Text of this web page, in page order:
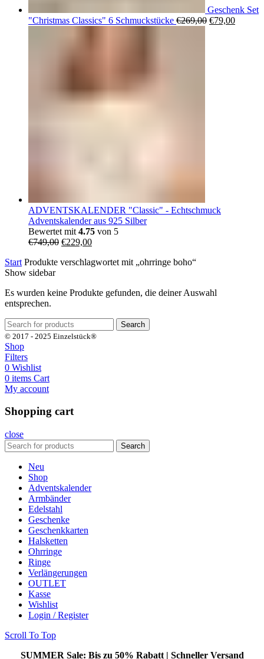
Geschenk Set
"Christmas Classics" 6 Schmuckstücke €269,00 Ursprünglicher
€79,00
ADVENTSKALENDER "Classic" - Echtschmuck
Adventskalender aus 925 Silber
Bewertet mit 4.75 von 5
€749,00 Ursprünglicher
war:
€229,00Aktueller
ist:
Start Produkte verschlagwortet mit „ohrringe boho“
Show sidebar
Es wurden keine Produkte gefunden, die deiner Auswahl
entsprechen.
Search
© 2017 - 2025 Einzelstück®
Shop
Filters
0 Wishlist
0 items Cart
My account
Shopping cart
close
Search
Neu
Shop
Adventskalender
Armbänder
Edelstahl
Geschenke
Geschenkkarten
Halsketten
Ohrringe
Ringe
Verlängerungen
OUTLET
Kasse
Wishlist
Login / Register
Scroll To Top
SUMMER Sale: Bis zu 50% Rabatt | Schneller Versand